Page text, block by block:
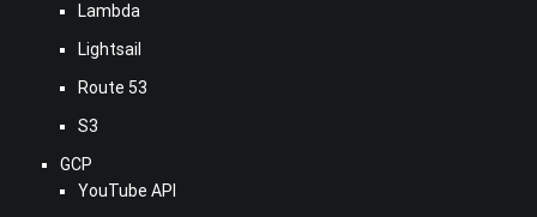
Lambda
Lightsail
Route 53
S3
GCP
YouTube API